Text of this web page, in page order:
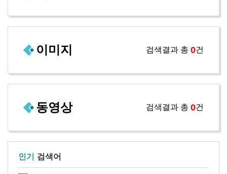
이미지 검색결과 총 0건
동영상 검색결과 총 0건
인기 검색어